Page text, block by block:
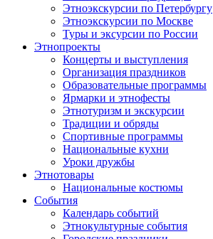
Этноэкскурсии по Петербургу
Этноэкскурсии по Москве
Туры и эксурсии по России
Этнопроекты
Концерты и выступления
Организация праздников
Образовательные программы
Ярмарки и этнофесты
Этнотуризм и экскурсии
Традиции и обряды
Спортивные программы
Национальные кухни
Уроки дружбы
Этнотовары
Национальные костюмы
События
Календарь событий
Этнокультурные события